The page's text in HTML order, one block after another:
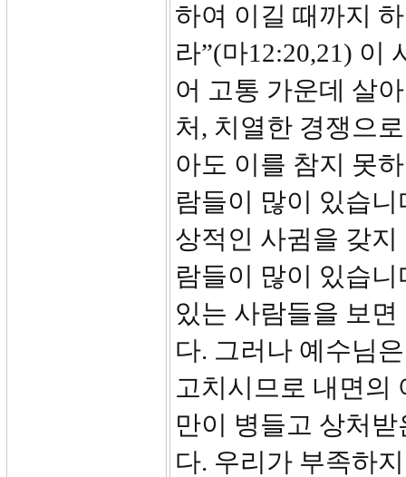
하여 이길 때까지
라”(마12:20,21) 이
어 고통 가운데 살
처, 치열한 경쟁으
아도 이를 참지 못
람들이 많이 있습
상적인 사귐을 갖
람들이 많이 있습
있는 사람들을 보
다. 그러나 예수님
고치시므로 내면의
만이 병들고 상처
다. 우리가 부족하